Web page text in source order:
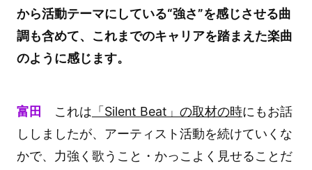
から活動テーマにしている“強さ”を感じさせる曲
調も含めて、これまでのキャリアを踏まえた楽曲
のように感じます。
富田 これは 「Silent Beat」の取材の時にもお話
ししましたが、アーティスト活動を続けていくな
かで、力強く歌うこと・かっこよく見せることだ